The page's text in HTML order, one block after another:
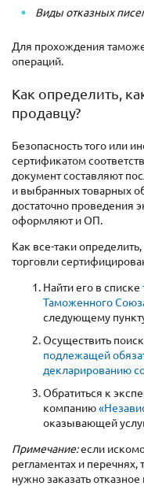
Виды отказных
Для прохождения
операций.
Как определить,
продавцу?
Безопасность того или
сертификатом
документ составляют
и выбранных товарных
достаточно проведения
оформляют и ОП.
Как все-таки
торговли
Найти его в списке
Таможенного
следующему
Осуществить
подлежащей
декларированию
Обратиться к
компанию
оказывающей
Примечание:если
регламентах и
нужно заказать отказное